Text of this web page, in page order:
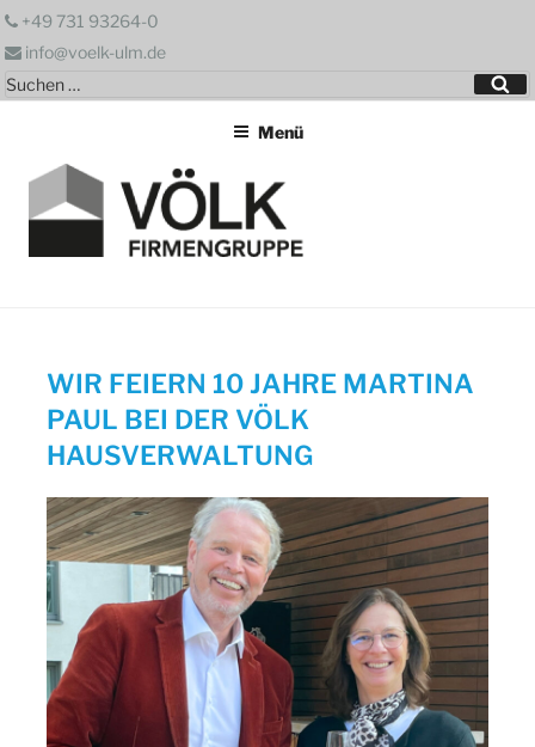
Zum
springen
+49 731 93264-0
info@voelk-ulm.de
Suchen
nach:
Menü
WIR FEIERN 10 JAHRE MARTINA
PAUL BEI DER VÖLK
HAUSVERWALTUNG